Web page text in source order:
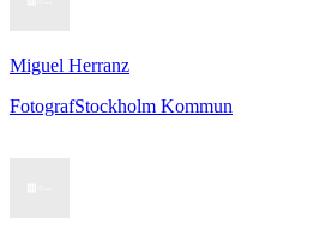
Miguel Herranz
FotografStockholm Kommun